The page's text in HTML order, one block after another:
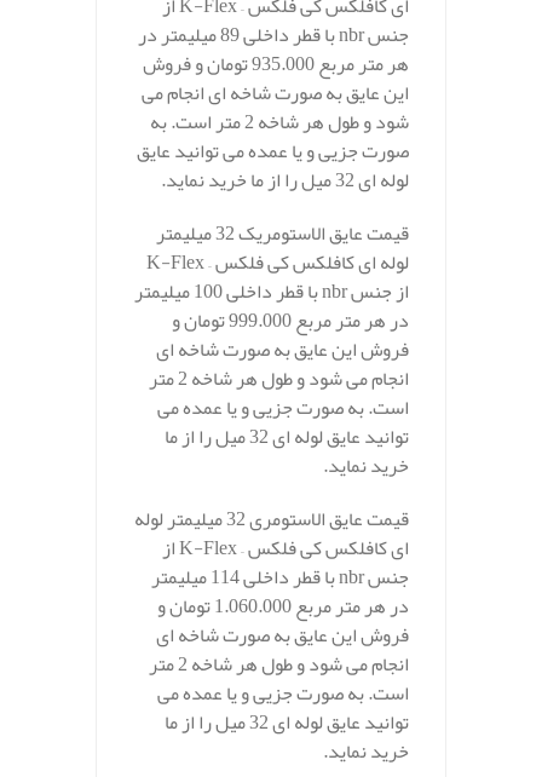
جنس nbr با قطر داخلی 89 میلیمتر در
هر متر مربع 935.000 تومان و فروش
این عایق به صورت شاخه ای انجام می
شود و طول هر شاخه 2 متر است. به
صورت جزیی و یا عمده می توانید عایق
لوله ای 32 میل را از ما خرید نماید.
قیمت عایق الاستومریک 32 میلیمتر
لوله ای کافلکس کی فلکس – K-Flex
از جنس nbr با قطر داخلی 100 میلیمتر
در هر متر مربع 999.000 تومان و
فروش این عایق به صورت شاخه ای
انجام می شود و طول هر شاخه 2 متر
است. به صورت جزیی و یا عمده می
توانید عایق لوله ای 32 میل را از ما
خرید نماید.
قیمت عایق الاستومری 32 میلیمتر لوله
ای کافلکس کی فلکس – K-Flex از
جنس nbr با قطر داخلی 114 میلیمتر
در هر متر مربع 1.060.000 تومان و
فروش این عایق به صورت شاخه ای
انجام می شود و طول هر شاخه 2 متر
است. به صورت جزیی و یا عمده می
توانید عایق لوله ای 32 میل را از ما
خرید نماید.